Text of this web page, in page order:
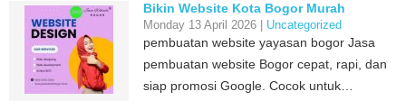
Bikin Website Kota Bogor Murah
Monday 13 April 2026 | Uncategorized
pembuatan website yayasan bogor Jasa
pembuatan website Bogor cepat, rapi, dan
siap promosi Google. Cocok untuk…